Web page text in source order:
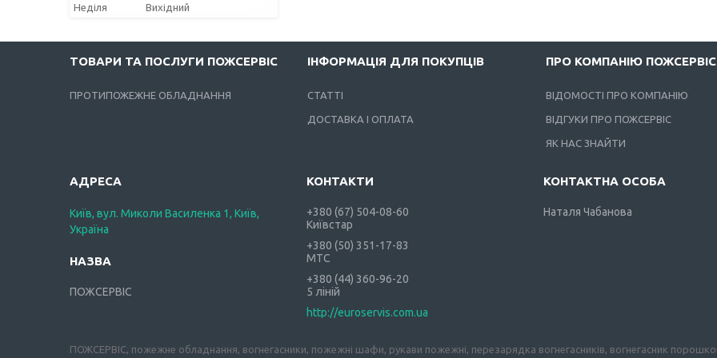
Неділя
Вихідний
ТОВАРИ ТА ПОСЛУГИ ПОЖСЕРВІС
ПРОТИПОЖЕЖНЕ ОБЛАДНАННЯ
ІНФОРМАЦІЯ ДЛЯ ПОКУПЦІВ
СТАТТІ
ДОСТАВКА І ОПЛАТА
ПРО КОМПАНІЮ ПОЖСЕРВІС
ВІДОМОСТІ ПРО КОМПАНІЮ
ВІДГУКИ ПРО ПОЖСЕРВІС
ЯК НАС ЗНАЙТИ
Київ, вул. Миколи Василенка 1, Київ,
Україна
ПОЖСЕРВІС
+380 (67) 504-08-60
Київстар
+380 (50) 351-17-83
МТС
+380 (44) 360-96-20
5 ліній
http://euroservis.com.ua
Наталя Чабанова
ПОЖСЕРВІС, пожежне обладнання, вогнегасники, пожежні шафи, рукави пожежні, перезарядка вогнегасників, вогнегасник